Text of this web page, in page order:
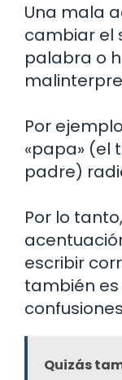
Una mala
cambiar el
palabra o
Por
«papa» (el
padre)
Por lo
escribir
también
Quizás